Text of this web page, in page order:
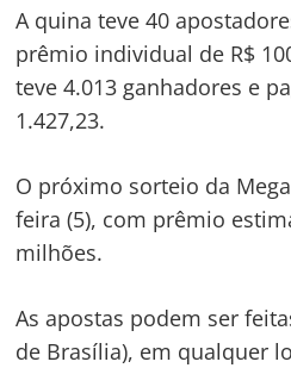
A quina teve 40
prêmio individual de R$
teve 4.013 ganhadores e
1.427,23.
O próximo sorteio da
feira (5), com prêmio
milhões.
As apostas podem ser
de Brasília), em qualquer